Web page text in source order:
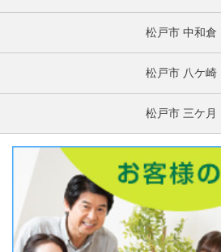
松戸市 中和倉
松戸市 八ケ崎
松戸市 三ケ月